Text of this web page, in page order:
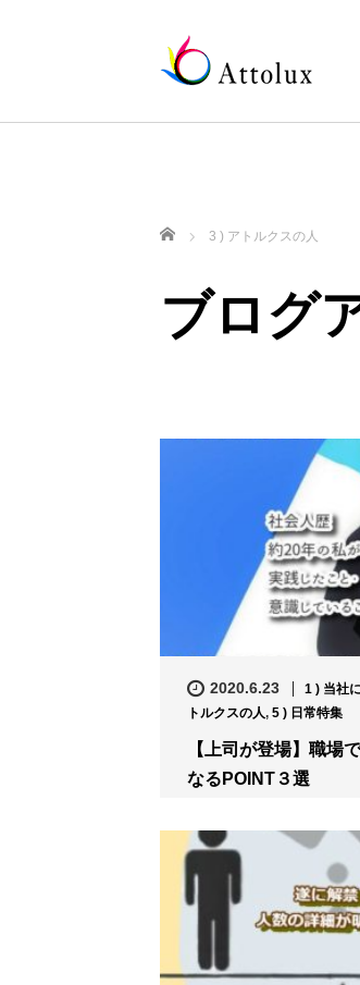
ホーム 3 ) アトルクスの人
ブログ
2020.6.23 1 ) 当社
トルクスの人, 5 ) 日常特集
【上司が登場】職場
なるPOINT３選